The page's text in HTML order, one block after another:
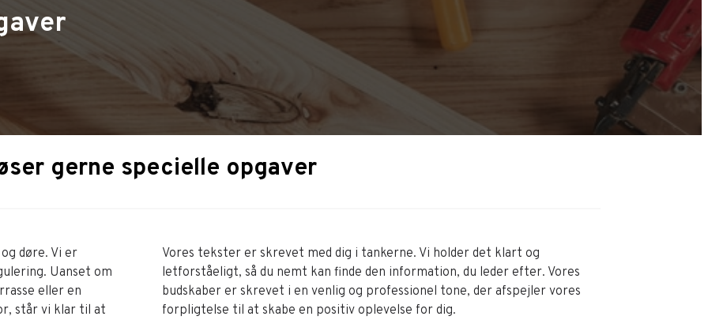
gerne specielle opgaver
døre. Vi er
Uanset om
eller en
står vi klar til at
Vores tekster er skrevet med dig i tankerne. Vi holder det klart og
letforståeligt, så du nemt kan finde den information, du leder efter. Vores
budskaber er skrevet i en venlig og professionel tone, der afspejler vores
forpligtelse til at skabe en positiv oplevelse for dig.